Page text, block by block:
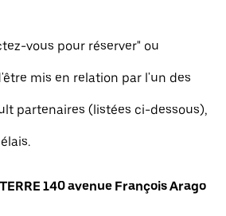
vous pour réserver" ou
mis en relation par l'un des
partenaires (listées ci-dessous),
140 avenue François Arago